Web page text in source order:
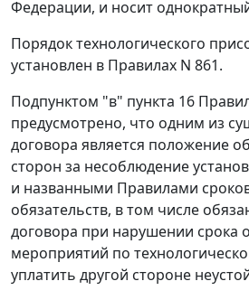
Федерации, и носит
Порядок технологического
установлен в Правилах N 861.
Подпунктом "в" пункта 16
предусмотрено, что одним из
договора является положение
сторон за несоблюдение
и названными Правилами
обязательств, в том числе
договора при нарушении срока
мероприятий по
уплатить другой стороне